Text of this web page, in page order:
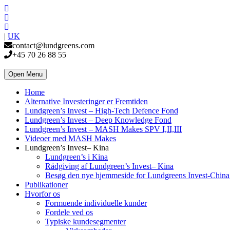
| UK
contact@lundgreens.com
+45 70 26 88 55
Open Menu
Home
Alternative Investeringer er Fremtiden
Lundgreen’s Invest – High-Tech Defence Fond
Lundgreen’s Invest – Deep Knowledge Fond
Lundgreen’s Invest – MASH Makes SPV I,II,III
Videoer med MASH Makes
Lundgreen’s Invest– Kina
Lundgreen’s i Kina
Rådgiving af Lundgreen’s Invest– Kina
Besøg den nye hjemmeside for Lundgreens Invest-
Publikationer
Hvorfor os
Formuende individuelle kunder
Fordele ved os
Typiske kundesegmenter